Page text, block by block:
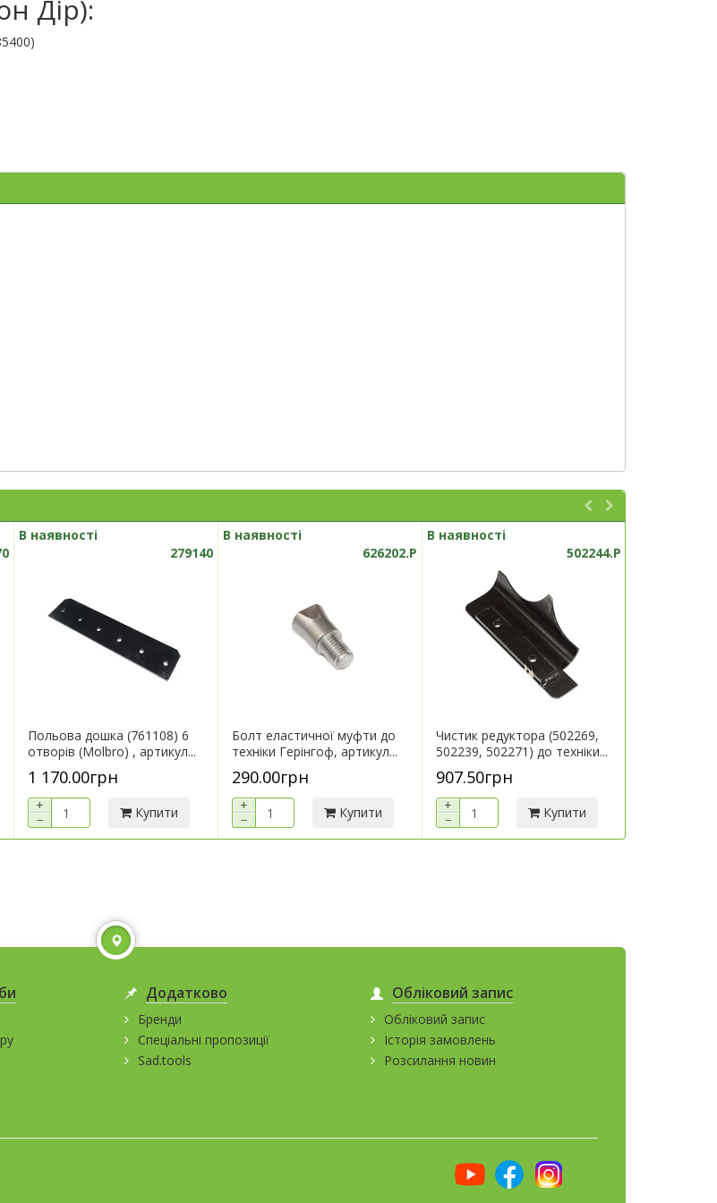
Дір):
В наявності
279140
Польова дошка (761108) 6
отворів (Molbro) , артикул...
1 170.00грн
+
−
Купити
В наявності
626202.P
Болт еластичної муфти до
техніки Герінгоф, артикул...
290.00грн
+
−
Купити
В наявності
502244.P
Чистик редуктора (502269,
502239, 502271) до техніки...
907.50грн
+
−
Купити
Додатково
Бренди
Спеціальні пропозиції
Sad.tools
Обліковий запис
Обліковий запис
Історія замовлень
Розсилання новин